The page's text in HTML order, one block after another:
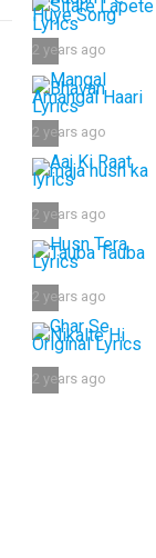
2 years ago
2 years ago
2 years ago
2 years ago
2 years ago